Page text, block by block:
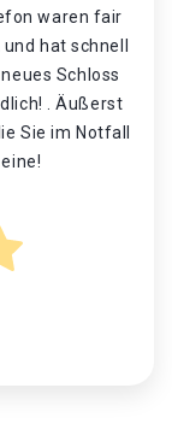
waren fair
hat schnell
Schloss
. Äußerst
Sie im Notfall